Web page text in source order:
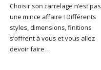
Choisir son carrelage n’est pas
une mince affaire ! Différents
styles, dimensions, finitions
s’offrent à vous et vous allez
devoir faire…